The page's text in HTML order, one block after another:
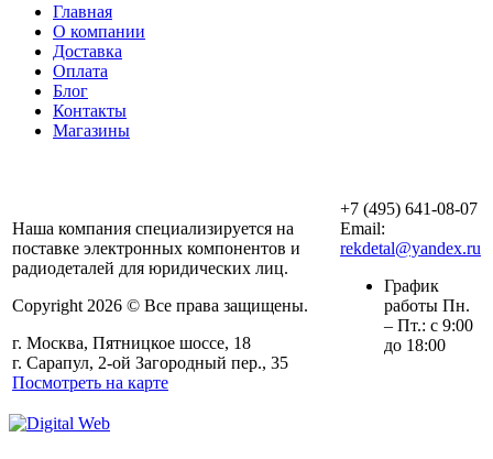
Главная
О компании
Доставка
Оплата
Блог
Контакты
Магазины
Наша компания специализируется на
поставке электронных компонентов и
радиодеталей для юридических лиц.
Copyright 2026 © Все права защищены.
г. Москва, Пятницкое шоссе, 18
г. Сарапул, 2-ой Загородный пер., 35
Посмотреть на карте
+7 (495) 641-08-07
Email:
rekdetal@yandex.ru
График
работы Пн.
– Пт.: с 9:00
до 18:00